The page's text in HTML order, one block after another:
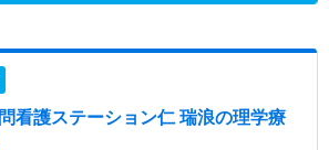
看護ステーション仁 瑞浪の理学療